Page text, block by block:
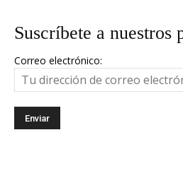
Suscríbete a nuestros
Correo electrónico: